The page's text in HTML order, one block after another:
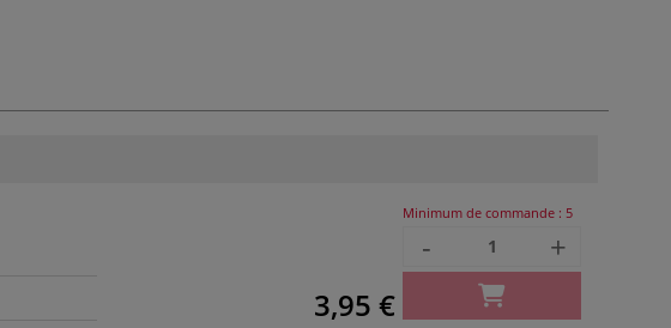
3,95 €
Minimum de commande : 5
- +